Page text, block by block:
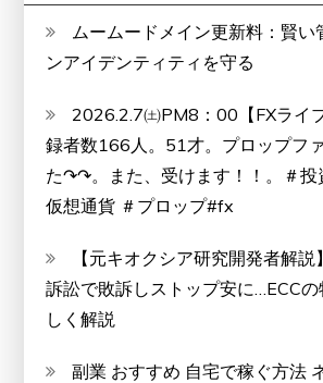
ムームードメイン更新料：賢い
ンアイデンティティを守る
2026.2.7㈯PM8：00【FXライ
録者数166人。51才。プロップフ
た↷↷。また、受けます！！。＃
仮想通貨 ＃プロップ#fx
【元キオクシア研究開発者解
訴訟で敗訴しストップ安に…ECC
しく解説
副業 おすすめ 自宅で稼ぐ方法